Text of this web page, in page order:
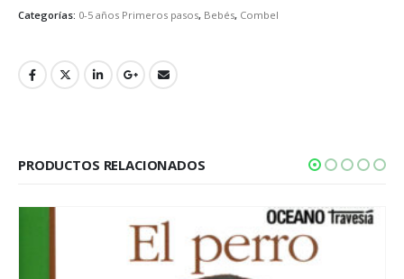
Categorías: 0-5 años Primeros pasos, Bebés, Combel
PRODUCTOS RELACIONADOS